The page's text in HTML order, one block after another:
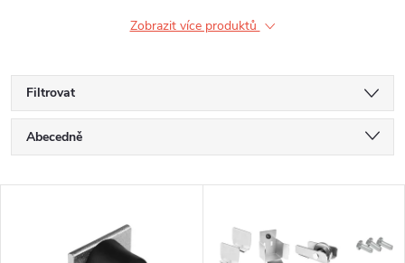
Zobrazit více produktů
Filtrovat
Ř
a
Abecedně
Nejprodávanější